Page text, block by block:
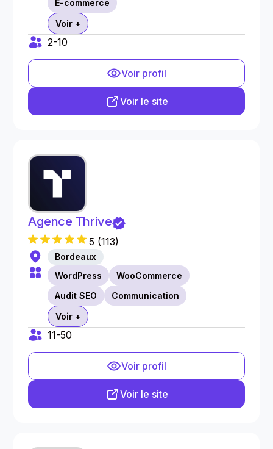
E-commerce
Voir +
2-10
Voir profil
Voir le site
Agence Thrive
5 (113)
Bordeaux
WordPress
WooCommerce
Audit SEO
Communication
Voir +
11-50
Voir profil
Voir le site